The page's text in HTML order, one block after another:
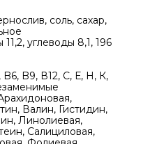
соль, сахар,
углеводы 8,1, 196
B9, В12, С, Е, Н, К,
Валин, Гистидин,
Линолиевая,
Салициловая,